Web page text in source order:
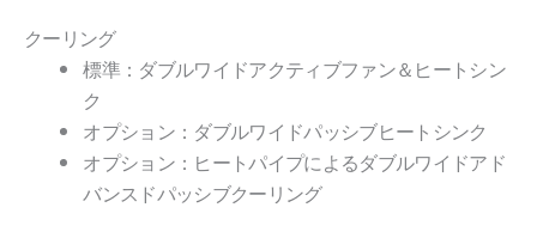
クーリング
標準：ダブルワイドアクティブファン＆ヒートシン
ク
オプション：ダブルワイドパッシブヒートシンク
オプション：ヒートパイプによるダブルワイドアド
バンスドパッシブクーリング